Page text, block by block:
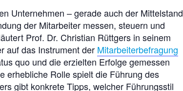
Unternehmen – gerade auch der Mittelstand
der Mitarbeiter messen, steuern und
Prof. Dr. Christian Rüttgers in seinem
auf das Instrument der Mitarbeiterbefragung
quo und die erzielten Erfolge gemessen
erhebliche Rolle spielt die Führung des
gibt konkrete Tipps, welcher Führungsstil